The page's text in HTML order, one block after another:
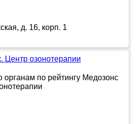
д. 16, корп. 1
Центр озонотерапии